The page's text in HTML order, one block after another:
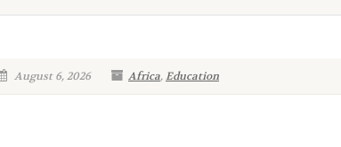
August 6, 2026 Africa,Education